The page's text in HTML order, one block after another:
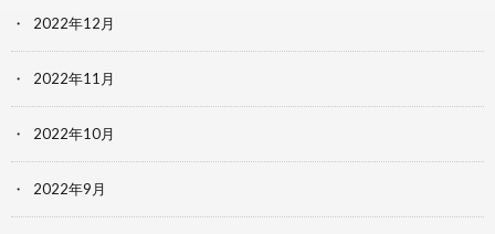
2022年12月
2022年11月
2022年10月
2022年9月